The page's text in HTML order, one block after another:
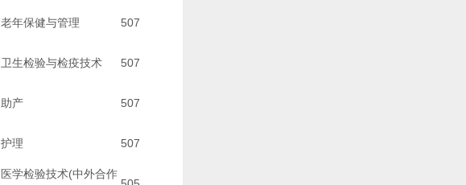
老年保健与管理 507
卫生检验与检疫技术 507
助产 507
护理 507
医学检验技术(中外合作